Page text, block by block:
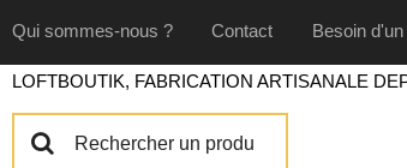
Qui sommes-nous ? Contact Besoin
LOFTBOUTIK, FABRICATION ARTISANALE